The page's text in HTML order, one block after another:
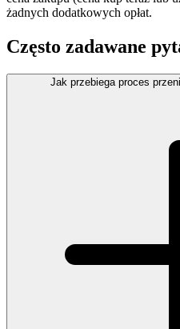
żadnych dodatkowych opłat.
Często zadawane
Jak przebiega proces